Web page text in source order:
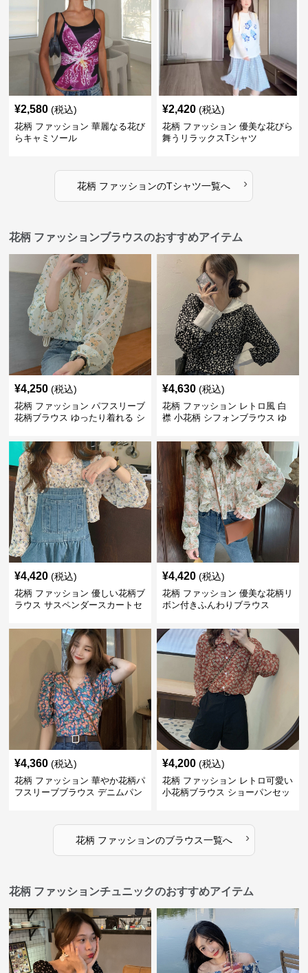
¥2,580 (税込)
花柄 ファッション 華麗なる花び
らキャミソール
¥2,420 (税込)
花柄 ファッション 優美な花びら
舞うリラックスTシャツ
花柄 ファッションのTシャツ一覧へ ›
花柄 ファッションブラウスのおすすめアイテム
¥4,250 (税込)
花柄 ファッション パフスリーブ
花柄ブラウス ゆったり着れる シ
¥4,630 (税込)
花柄 ファッション レトロ風 白
襟 小花柄 シフォンブラウス ゆ
¥4,420 (税込)
花柄 ファッション 優しい花柄ブ
ラウス サスペンダースカートセ
¥4,420 (税込)
花柄 ファッション 優美な花柄リ
ボン付きふんわりブラウス
¥4,360 (税込)
花柄 ファッション 華やか花柄パ
フスリーブブラウス デニムパン
¥4,200 (税込)
花柄 ファッション レトロ可愛い
小花柄ブラウス ショーパンセッ
花柄 ファッションのブラウス一覧へ ›
花柄 ファッションチュニックのおすすめアイテム